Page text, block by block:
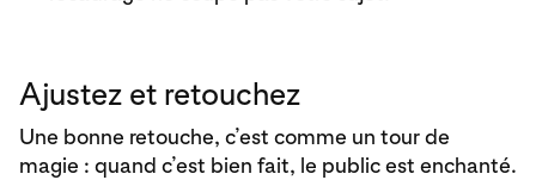
Ajustez et retouchez
Une bonne retouche, c’est comme un tour de
magie : quand c’est bien fait, le public est enchanté.